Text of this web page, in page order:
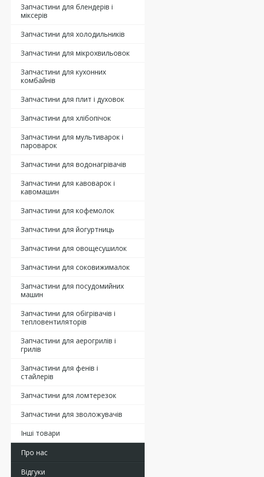
Запчастини для блендерів і
міксерів
Запчастини для холодильників
Запчастини для мікрохвильовок
Запчастини для кухонних
комбайнів
Запчастини для плит і духовок
Запчастини для хлібопічок
Запчастини для мультиварок і
пароварок
Запчастини для водонагрівачів
Запчастини для кавоварок і
кавомашин
Запчастини для кофемолок
Запчастини для йогуртниць
Запчастини для овощесушилок
Запчастини для соковижималок
Запчастини для посудомийних
машин
Запчастини для обігрівачів і
тепловентиляторів
Запчастини для аерогрилів і
грилів
Запчастини для фенів і
стайлерів
Запчастини для ломтерезок
Запчастини для зволожувачів
Інші товари
Про нас
Відгуки